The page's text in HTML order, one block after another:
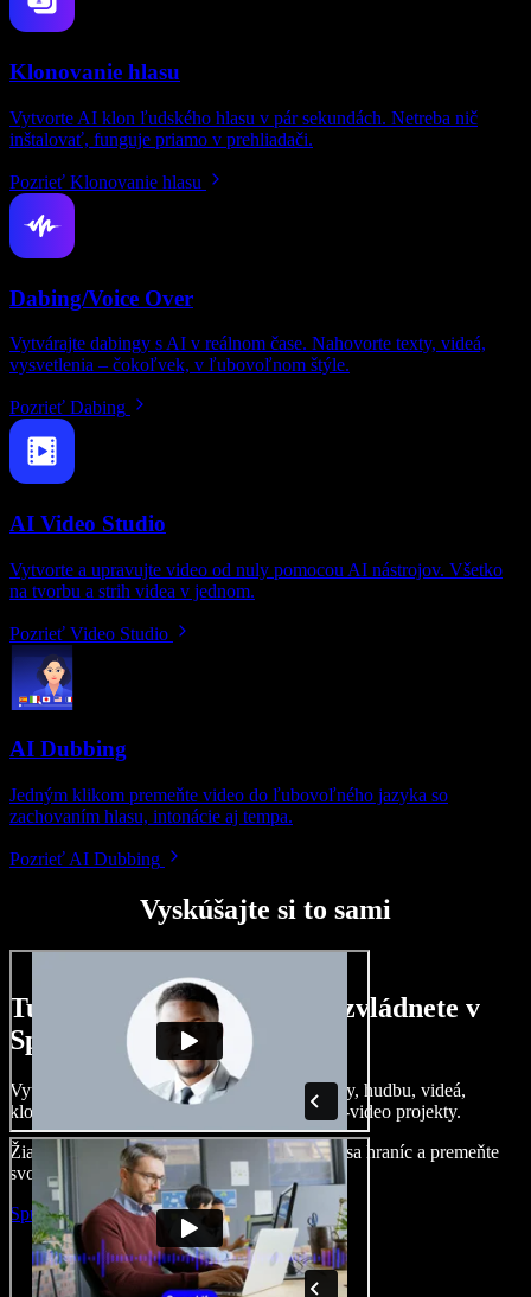
Klonovanie hlasu
Vytvorte AI klon ľudského hlasu v pár sekundách. Netreba nič
inštalovať, funguje priamo v prehliadači.
Pozrieť Klonovanie hlasu
Dabing/Voice Over
Vytvárajte dabingy s AI v reálnom čase. Nahovorte texty, videá,
vysvetlenia – čokoľvek, v ľubovoľnom štýle.
Pozrieť Dabing
AI Video Studio
Vytvorte a upravujte video od nuly pomocou AI nástrojov. Všetko
na tvorbu a strih videa v jednom.
Pozrieť Video Studio
AI Dubbing
Jedným klikom premeňte video do ľubovoľného jazyka so
zachovaním hlasu, intonácie aj tempa.
Pozrieť AI Dubbing
Vyskúšajte si to sami
Tu je malá ukážka toho, čo zvládnete v
Speechify Studio.
Vytvárajte dabingy, pridajte bezplatné obrázky, hudbu, videá,
klonujte svoj hlas – postavíte pôsobivé audio-video projekty.
Žiadne učenie, všetko v prehliadači – zbavte sa hraníc a premeňte
svoje nápady na realitu.
Spustiť Studio